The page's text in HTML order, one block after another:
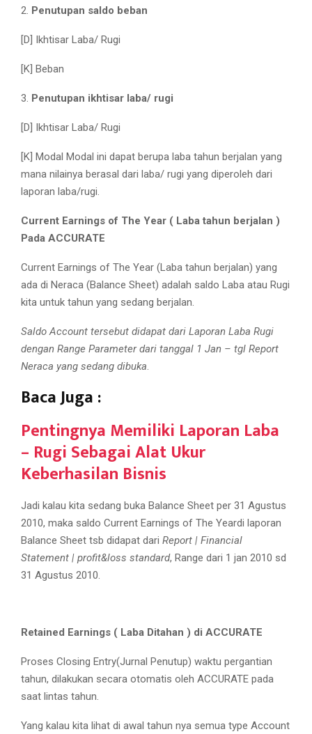
2. Penutupan saldo beban
[D] Ikhtisar Laba/ Rugi
[K] Beban
3. Penutupan ikhtisar laba/ rugi
[D] Ikhtisar Laba/ Rugi
[K] Modal Modal ini dapat berupa laba tahun berjalan yang
mana nilainya berasal dari laba/ rugi yang diperoleh dari
laporan laba/rugi.
Current Earnings of The Year ( Laba tahun berjalan )
Pada ACCURATE
Current Earnings of The Year (Laba tahun berjalan) yang
ada di Neraca (Balance Sheet) adalah saldo Laba atau Rugi
kita untuk tahun yang sedang berjalan.
Saldo Account tersebut didapat dari Laporan Laba Rugi
dengan Range Parameter dari tanggal 1 Jan – tgl Report
Neraca yang sedang dibuka.
Baca Juga :
Pentingnya Memiliki Laporan Laba
– Rugi Sebagai Alat Ukur
Keberhasilan Bisnis
Jadi kalau kita sedang buka Balance Sheet per 31 Agustus
2010, maka saldo Current Earnings of The Yeardi laporan
Balance Sheet tsb didapat dari Report | Financial
Statement | profit&loss standard, Range dari 1 jan 2010 sd
31 Agustus 2010.
Retained Earnings ( Laba Ditahan ) di ACCURATE
Proses Closing Entry(Jurnal Penutup) waktu pergantian
tahun, dilakukan secara otomatis oleh ACCURATE pada
saat lintas tahun.
Yang kalau kita lihat di awal tahun nya semua type Account